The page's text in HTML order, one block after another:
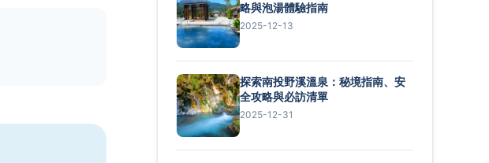
略與泡湯體驗指南
2025-12-13
探索南投野溪溫泉：秘境指南、安
全攻略與必訪清單
2025-12-31